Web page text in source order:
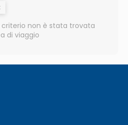
non è stata trovata
di viaggio